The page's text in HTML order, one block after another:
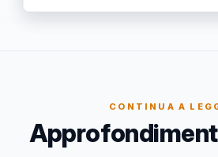
CONTINUA A